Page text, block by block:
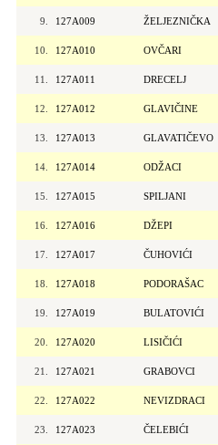
9. 127A009 ŽELJEZNIČKA
10. 127A010 OVČARI
11. 127A011 DRECELJ
12. 127A012 GLAVIČINE
13. 127A013 GLAVATIČEVO
14. 127A014 ODŽACI
15. 127A015 SPILJANI
16. 127A016 DŽEPI
17. 127A017 ČUHOVIĆI
18. 127A018 PODORAŠAC
19. 127A019 BULATOVIĆI
20. 127A020 LISIČIĆI
21. 127A021 GRABOVCI
22. 127A022 NEVIZDRACI
23. 127A023 ČELEBIĆI